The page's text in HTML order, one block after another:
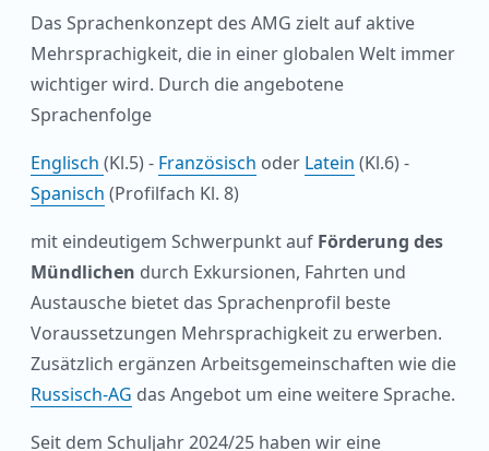
Das Sprachenkonzept des AMG zielt auf aktive
Mehrsprachigkeit, die in einer globalen Welt immer
wichtiger wird. Durch die angebotene
Sprachenfolge
Englisch (Kl.5) - Französisch oder Latein (Kl.6) -
Spanisch (Profilfach Kl. 8)
mit eindeutigem Schwerpunkt auf Förderung des
Mündlichen durch Exkursionen, Fahrten und
Austausche bietet das Sprachenprofil beste
Voraussetzungen Mehrsprachigkeit zu erwerben.
Zusätzlich ergänzen Arbeitsgemeinschaften wie die
Russisch-AG das Angebot um eine weitere Sprache.
Seit dem Schuljahr 2024/25 haben wir eine